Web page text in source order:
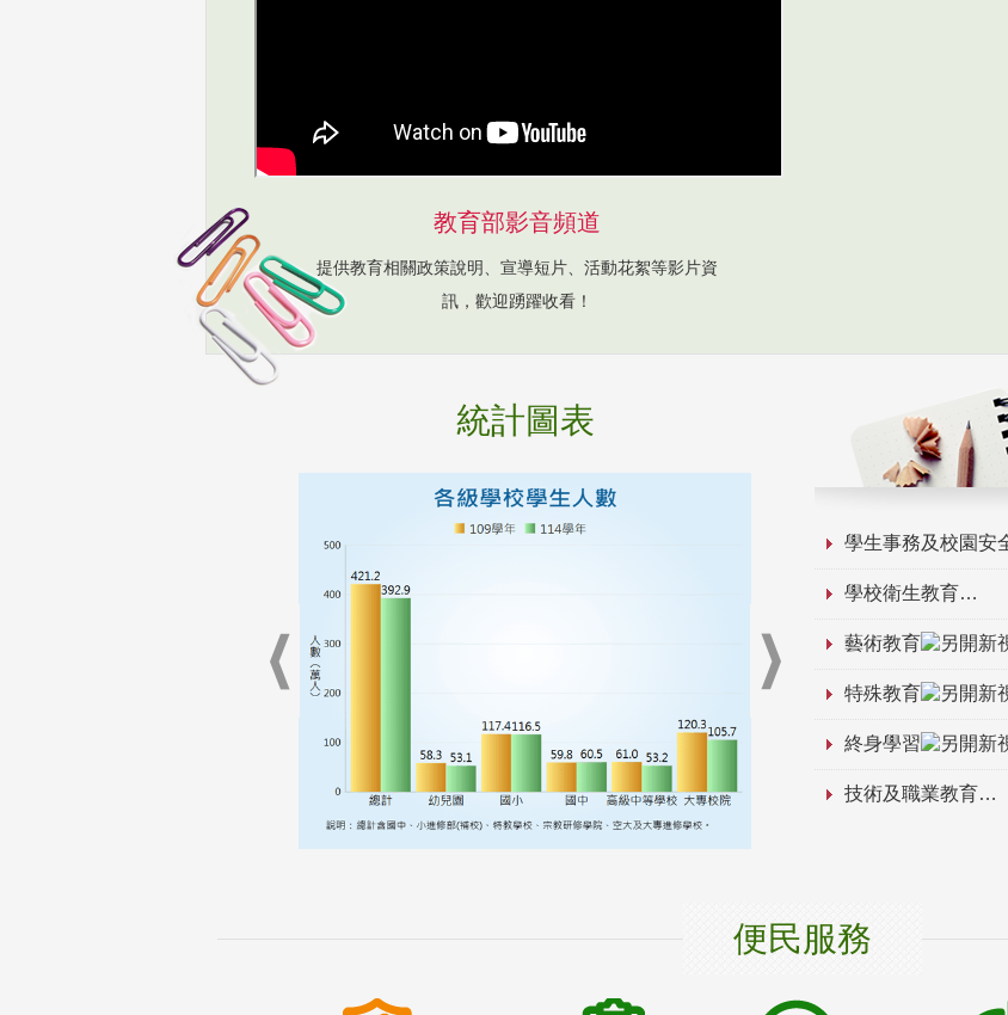
教育部影音頻道
提供教育相關政策說明、宣導短片、活動花絮等影片資
訊，歡迎踴躍收看！
統計圖表
學生事務及校園安
學校衛生教育
藝術教育
特殊教育
終身學習
技術及職業教育
便民服務